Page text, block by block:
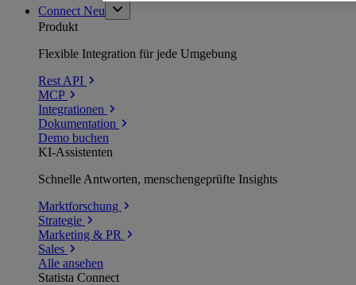
Connect Neu
Produkt
Flexible Integration für jede Umgebung
Rest API
MCP
Integrationen
Dokumentation
Demo buchen
KI-Assistenten
Schnelle Antworten, menschengeprüfte Insights
Marktforschung
Strategie
Marketing & PR
Sales
Alle ansehen
Statista Connect